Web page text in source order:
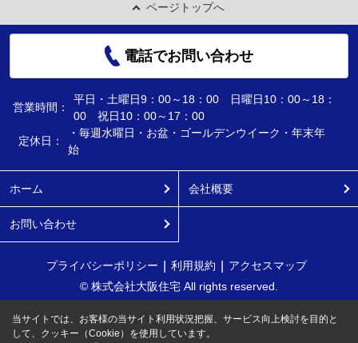
ページトップへ
電話でお問い合わせ
営業時間：
平日・土曜日9：00～18：00 日曜日10：00～18：
00 祝日10：00～17：00
定休日：
・毎週水曜日・お盆・ゴールデンウイーク・年末年
始
ホーム 会社概要
お問い合わせ
プライバシーポリシー 利用規約
アクセスマップ
© 株式会社大阪住宅 All rights reserved.
当サイトでは、お客様の当サイト利用状況把握、サービス向上検討を目的と
して、クッキー（Cookie）を使用しています。